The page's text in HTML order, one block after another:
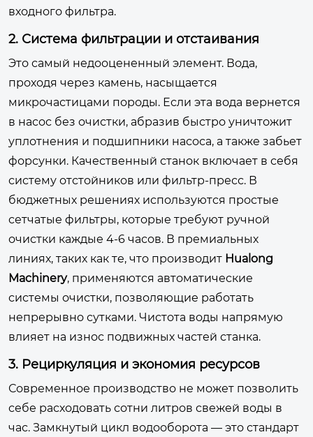
входного фильтра.
2. Система фильтрации и отстаивания
Это самый недооцененный элемент. Вода,
проходя через камень, насыщается
микрочастицами породы. Если эта вода вернется
в насос без очистки, абразив быстро уничтожит
уплотнения и подшипники насоса, а также забьет
форсунки. Качественный станок включает в себя
систему отстойников или фильтр-пресс. В
бюджетных решениях используются простые
сетчатые фильтры, которые требуют ручной
очистки каждые 4-6 часов. В премиальных
линиях, таких как те, что производит Hualong
Machinery, применяются автоматические
системы очистки, позволяющие работать
непрерывно сутками. Чистота воды напрямую
влияет на износ подвижных частей станка.
3. Рециркуляция и экономия ресурсов
Современное производство не может позволить
себе расходовать сотни литров свежей воды в
час. Замкнутый цикл водооборота — это стандарт